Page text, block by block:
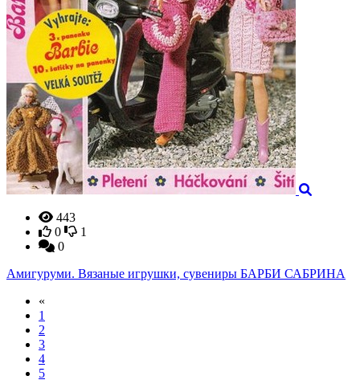
443
0
1
0
Амигуруми. Вязаные игрушки, сувениры БАРБИ САБРИНА
«
1
2
3
4
5